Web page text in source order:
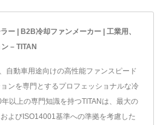
ー | B2B冷却ファンメーカー | 工業用、
– TITAN
自動車用途向けの高性能ファンスピード
ンを専門とするプロフェッショナルな冷
以上の専門知識を持つTITANは、最大の
よびISO14001基準への準拠を考慮した